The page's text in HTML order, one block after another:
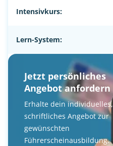
Intensivkurs:
Lern-System:
Jetzt persönliches
Angebot anfordern
Erhalte dein individuelles,
schriftliches Angebot zur
gewünschten
Führerscheinausbildung.